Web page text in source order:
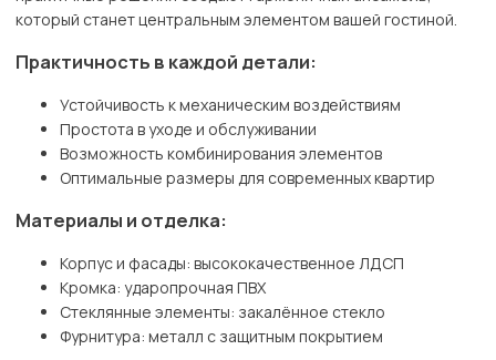
который станет центральным элементом вашей гостиной.
Практичность в каждой детали:
Устойчивость к механическим воздействиям
Простота в уходе и обслуживании
Возможность комбинирования элементов
Оптимальные размеры для современных квартир
Материалы и отделка:
Корпус и фасады: высококачественное ЛДСП
Кромка: ударопрочная ПВХ
Стеклянные элементы: закалённое стекло
Фурнитура: металл с защитным покрытием